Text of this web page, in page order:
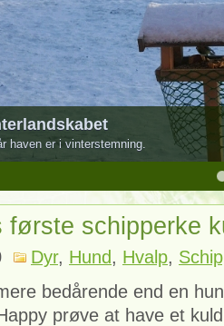
haven er i vinterstemning.
første schipperke
Dyr, Hund, Hvalp,
bedårende end en
prøve at have et